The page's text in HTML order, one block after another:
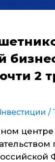
2
/
центре